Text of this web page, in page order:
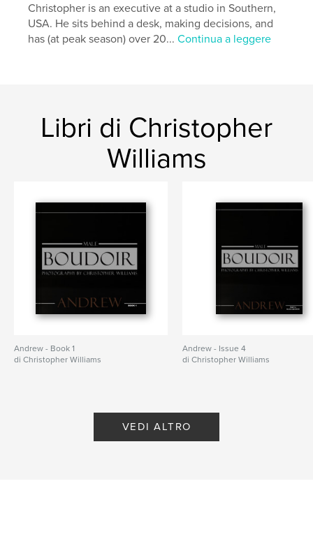
Christopher is an executive at a studio in Southern,
USA. He sits behind a desk, making decisions, and
has (at peak season) over 20...Continua a leggere
Libri di Christopher
Williams
Andrew - Book 1
di Christopher Williams
Andrew - Issue 4
di Christopher Williams
VEDI ALTRO